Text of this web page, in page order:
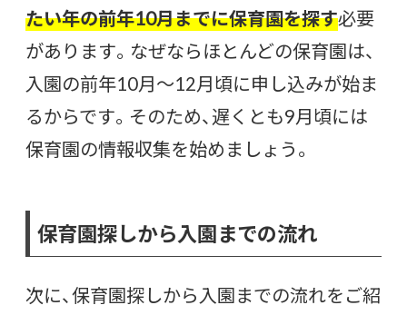
たい年の前年10月までに保育園を探す必要
があります。なぜならほとんどの保育園は、
入園の前年10月〜12月頃に申し込みが始ま
るからです。そのため、遅くとも9月頃には
保育園の情報収集を始めましょう。
保育園探しから入園までの流れ
次に、保育園探しから入園までの流れをご紹